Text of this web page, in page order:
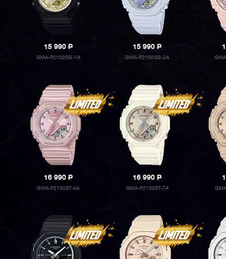
15 990P
GMA-P2100SG-1A
15 990P
GMA-P2100SG-2A
16 990P
GMA-P2100ST-4A
16 990P
GMA-P2100ST-7A